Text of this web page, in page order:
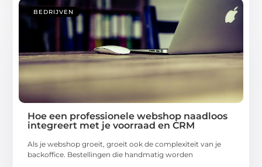
BEDRIJVEN
Hoe een professionele webshop naadloos
integreert met je voorraad en CRM
Als je webshop groeit, groeit ook de complexiteit van je
backoffice. Bestellingen die handmatig worden